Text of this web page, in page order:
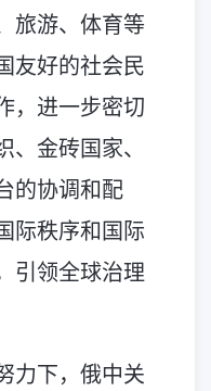
旅游、体育等
友好的社会民
，进一步密切
金砖国家、
的协调和配
际秩序和国际
引领全球治理
力下，俄中关